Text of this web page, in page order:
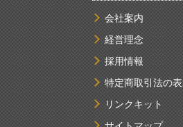
会社案内
経営理念
採用情報
特定商取引法の
リンクキット